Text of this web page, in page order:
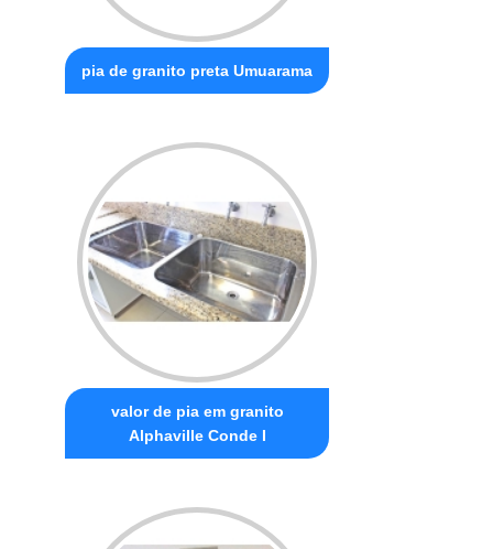
pia de granito preta Umuarama
valor de pia em granito
Alphaville Conde I